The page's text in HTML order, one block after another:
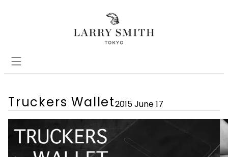
Truckers Wallet2015 June 17